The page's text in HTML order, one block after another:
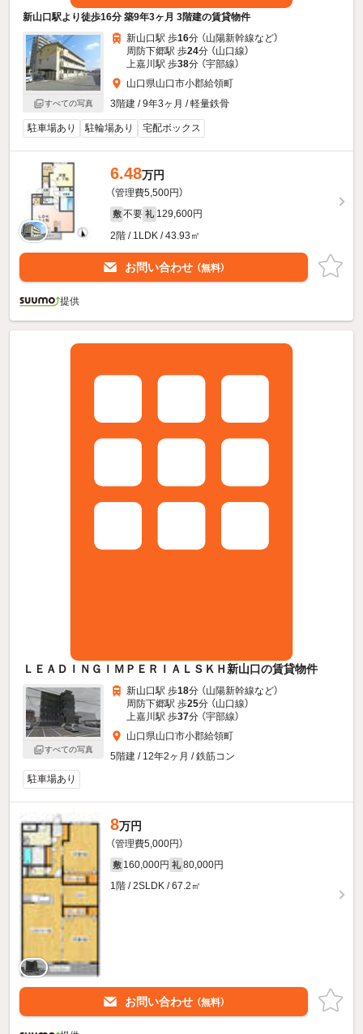
新山口駅より徒歩16分 築9年3ヶ月 3階建の賃貸物件
すべての写真
新山口駅 歩16分 （山陽新幹線など）
周防下郷駅 歩24分 （山口線）
上嘉川駅 歩38分 （宇部線）
山口県山口市小郡給領町
3階建 / 9年3ヶ月 / 軽量鉄骨
駐車場あり 駐輪場あり 宅配ボックス
6.48万円
（管理費5,500円）
敷 不要 礼 129,600円
2階 / 1LDK / 43.93㎡
お問い合わせ （無料）
提供
ＬＥＡＤＩＮＧＩＭＰＥＲＩＡＬＳＫＨ新山口の賃貸物件
すべての写真
新山口駅 歩18分 （山陽新幹線など）
周防下郷駅 歩25分 （山口線）
上嘉川駅 歩37分 （宇部線）
山口県山口市小郡給領町
5階建 / 12年2ヶ月 / 鉄筋コン
駐車場あり
8万円
（管理費5,000円）
敷 160,000円 礼 80,000円
1階 / 2SLDK / 67.2㎡
お問い合わせ （無料）